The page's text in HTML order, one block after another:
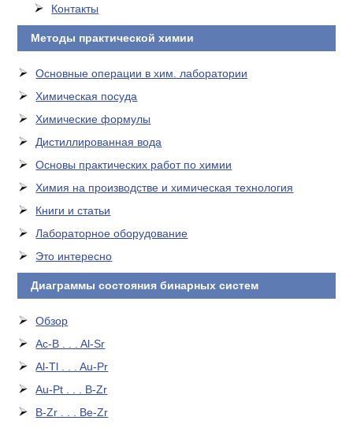
Контакты
Методы практической химии
Основные операции в хим. лаборатории
Химическая посуда
Химические формулы
Дистиллированная вода
Основы практических работ по химии
Химия на производстве и химическая технология
Книги и статьи
Лабораторное оборудование
Это интересно
Диаграммы состояния бинарных систем
Обзор
Ac-B . . . Al-Sr
Al-Tl . . . Au-Pr
Au-Pt . . . B-Zr
B-Zr . . . Be-Zr